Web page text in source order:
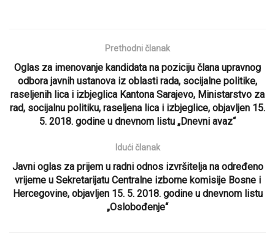
Prethodni članak
Oglas za imenovanje kandidata na poziciju člana upravnog
odbora javnih ustanova iz oblasti rada, socijalne politike,
raseljenih lica i izbjeglica Kantona Sarajevo, Ministarstvo za
rad, socijalnu politiku, raseljena lica i izbjeglice, objavljen 15.
5. 2018. godine u dnevnom listu „Dnevni avaz“
Idući članak
Javni oglas za prijem u radni odnos izvršitelja na određeno
vrijeme u Sekretarijatu Centralne izborne komisije Bosne i
Hercegovine, objavljen 15. 5. 2018. godine u dnevnom listu
„Oslobođenje“